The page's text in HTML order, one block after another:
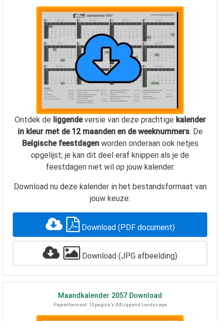
Ontdek de liggendeversie van deze prachtige kalender
in kleur met de 12 maanden en de weeknummers. De
Belgische feestdagenworden onderaan ook netjes
opgelijst; je kan dit deel eraf knippen als je de
feestdagen niet wil op jouw kalender.
Download nu deze kalender in het bestandsformaat van
jouw keuze:
Download (PDF document)
Download (JPG afbeelding)
Maandkalender 2057 Download
Papierformaat: 12 pagina's A4 Liggend Landscape